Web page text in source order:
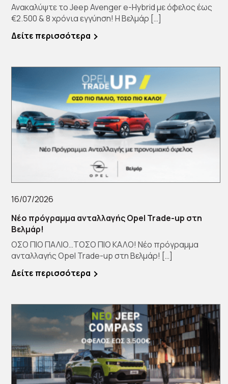
Ανακαλύψτε το Jeep Avenger e-Hybrid με όφελος έως
€2.500 & 8 χρόνια εγγύηση! Η Βελμάρ […]
Δείτε περισσότερα
16/07/2026
Νέο πρόγραμμα ανταλλαγής Opel Trade-up στη
Βελμάρ!
ΟΣΟ ΠΙΟ ΠΑΛΙΟ…ΤΟΣΟ ΠΙΟ ΚΑΛΟ! Νέο πρόγραμμα
ανταλλαγής Opel Trade-up στη Βελμάρ! […]
Δείτε περισσότερα